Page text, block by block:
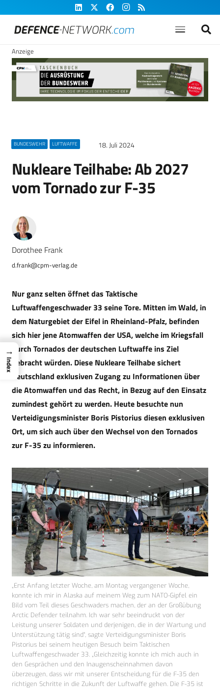
Anzeige
BUNDESWEHR LUFTWAFFE 18. Juli 2024
Nukleare Teilhabe: Ab 2027
vom Tornado zur F-35
Dorothee Frank
d.frank@cpm-verlag.de
Nur ganz selten öffnet das Taktische
Luftwaffengeschwader 33 seine Tore. Mitten im Wald, in
dem Naturgebiet der Eifel in Rheinland-Pfalz, befinden
sich hier jene Atomwaffen der USA, welche im Kriegsfall
durch Tornados der deutschen Luftwaffe ins Ziel
gebracht würden. Diese Nukleare Teilhabe sichert
Deutschland exklusiven Zugang zu Informationen über
die Atomwaffen und das Recht, in Bezug auf den Einsatz
zumindest gehört zu werden. Heute besuchte nun
Verteidigungsminister Boris Pistorius diesen exklusiven
Ort, um sich auch über den Wechsel von den Tornados
zur F-35 zu informieren.
„Erst Anfang letzter Woche, am Montag vergangener Woche,
konnte ich mir in Alaska auf meinem Weg zum NATO-Gipfel ein
Bild vom Teil dieses Geschwaders machen, der an der Großübung
Arctic Defender teilnahm. Ich war sehr beeindruckt von der
Leistung unserer Soldaten und derjenigen, die in der Wartung und
Unterstützung tätig sind“, sagte Verteidigungsminister Boris
Pistorius bei seinem heutigen Besuch beim Taktischen
Luftwaffengeschwader 33. „Gleichzeitig konnte ich mich auch in
den Gesprächen und den Inaugenscheinnahmen davon
überzeugen, dass wir mit unserer Entscheidung für die F-35 den
richtigen Schritte in die Zukunft der Luftwaffe gehen. Die F-35 ist
→
Index